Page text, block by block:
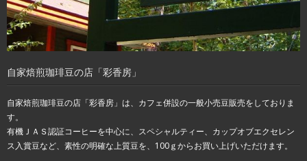
自家焙煎珈琲豆の店「彩香房」
自家焙煎珈琲豆の店「彩香房」は、カフェ併設の一般小売豆販売をしておりま
す。
有機ＪＡＳ認証コーヒーを中心に、スペシャルティー、カップオブエクセレン
ス入賞豆など、素性の明確な上質豆を、100ｇからお買い上げいただけます。